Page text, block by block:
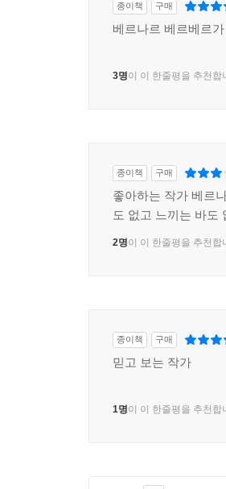
종이책 구매
베르나르 베르베르
3명이 이 한줄평을 추천합
종이책 구매
좋아하는 작가 베르
도 없고 느끼는 바도
2명이 이 한줄평을 추천합
종이책 구매
믿고 보는 작가
1명이 이 한줄평을 추천합